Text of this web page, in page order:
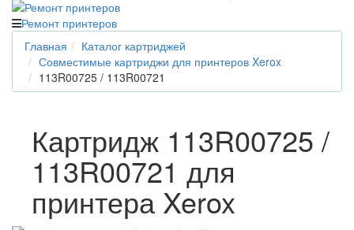
Ремонт принтеров
Главная
Каталог картриджей
Совместимые картриджи для принтеров Xerox
113R00725 / 113R00721
Картридж 113R00725 /
113R00721 для
принтера Xerox